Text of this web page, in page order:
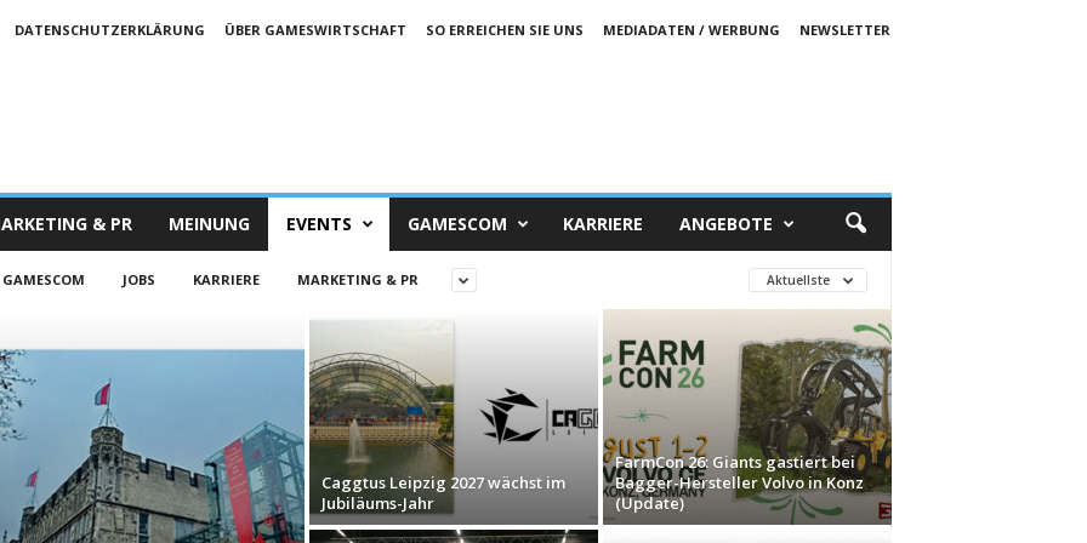
DATENSCHUTZERKLÄRUNG ÜBER GAMESWIRTSCHAFT SO ERREICHEN SIE UNS MEDIADATEN / WERBUNG
NEWSLETTER
& PR MEINUNG EVENTS GAMESCOM KARRIERE ANGEBOTE
GAMESCOM JOBS KARRIERE MARKETING & PR Aktuellste
Caggtus Leipzig 2027 wächst im
Jubiläums-Jahr
FarmCon 26: Giants gastiert bei
Bagger-Hersteller Volvo in Konz
(Update)